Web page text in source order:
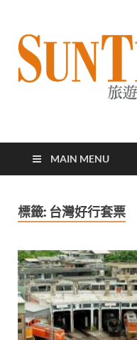
太陽網
MAIN MENU
標籤: 台灣好行套票